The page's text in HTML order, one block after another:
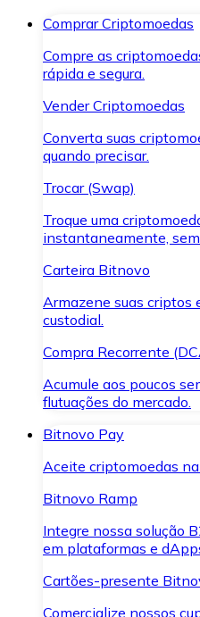
Comprar Criptomoedas
Compre as
rápida e segura.
Vender Criptomoedas
Converta suas
quando precisar.
Trocar (Swap)
Troque uma
instantaneamente,
Carteira Bitnovo
Armazene suas criptos
custodial.
Compra Recorrente
Acumule aos poucos
flutuações do mercado.
Bitnovo Pay
Aceite criptomoedas
Bitnovo Ramp
Integre nossa solução
em plataformas e
Cartões-presente
Comercialize nossos